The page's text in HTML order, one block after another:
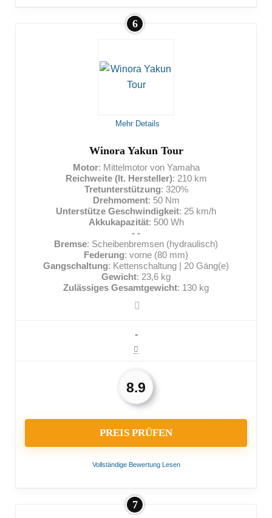
Viele Gänge zur Auswahl
Geringe Reichweite
6
Mehr Details
Winora Yakun Tour
Motor: Mittelmotor von Yamaha
Reichweite (lt. Hersteller): 210 km
Tretunterstützung: 320%
Drehmoment: 50 Nm
Unterstütze Geschwindigkeit: 25 km/h
Akkukapazität: 500 Wh
- -
Bremse: Scheibenbremsen (hydraulisch)
Federung: vorne (80 mm)
Gangschaltung: Kettenschaltung | 20 Gäng(e)
Gewicht: 23,6 kg
Zulässiges Gesamtgewicht: 130 kg
-
8.9
PREIS PRÜFEN
Vollständige Bewertung Lesen
7